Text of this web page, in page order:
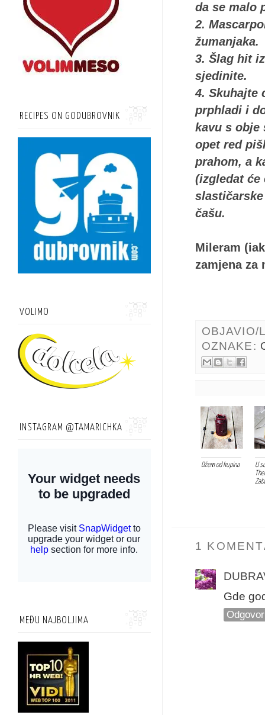
da se malo
2.
žumanjaka.
3. Šlag hit
sjedinite.
4. Skuhajte
prphladi i
kavu s obje
opet red
prahom, a
(izgledat
čašu.
Mileram
zamjena za
OBJAVIO/
OZNAKE:
Džem od kupina
U
1
Gde
RECIPES ON GODUBROVNIK
VOLIMO
INSTAGRAM @TAMARICHKA
MEĐU NAJBOLJIMA